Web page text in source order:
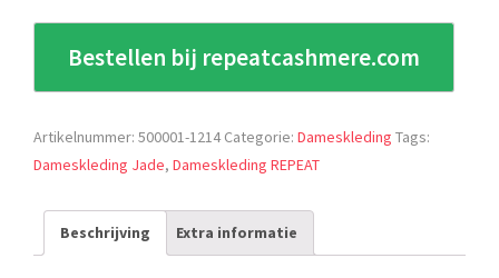
Bestellen bij repeatcashmere.com
Artikelnummer: 500001-1214 Categorie: Dameskleding Tags:
Dameskleding Jade, Dameskleding REPEAT
Beschrijving Extra informatie